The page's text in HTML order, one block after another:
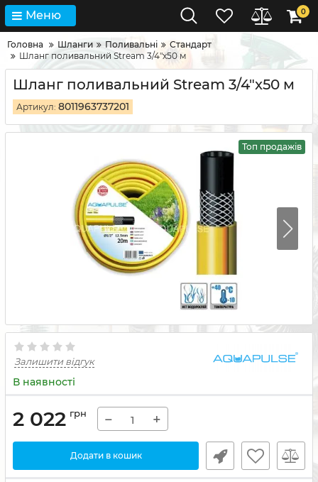
Меню 0
Головна Шланги Поливальні
Стандарт
Шланг поливальний Stream 3/4"x50 м
Шланг поливальний Stream 3/4"x50 м
Артикул: 8011963737201
Топ продажів
Залишити відгук
В наявності
2 022 грн − +
Додати в кошик